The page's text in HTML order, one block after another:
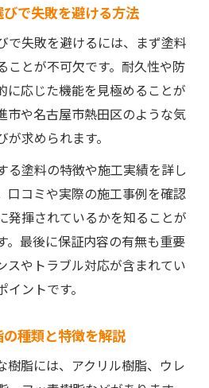
ちする樹脂塗料の特徴を比
したい耐久性とコストの関
件に合う外壁塗装耐久性とは
外壁塗装ポイント集
外壁塗装で樹脂塗料が選ばれ
の業者選びポイントを解説
ミや実績を見極めるコツ
したい保証とアフターの重
で失敗を避ける方法
で失敗を避けるには、まず塗料
ことが不可欠です。耐久性や防
に応じた機能を見極めることが
市や名古屋市熱田区のような気
求められます。
る塗料の特徴や施工実績を詳し
口コミや実際の施工事例を確認
発揮されているかを知ることが
。最後に保証内容の有無も重要
スやトラブル対応が含まれてい
ントです。
種類と特徴を解説
樹脂には、アクリル樹脂、ウレ